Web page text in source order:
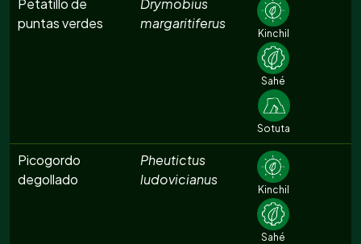
Petatillo de
puntas verdes
Drymobius
margaritiferus
Kinchil
Sahé
Sotuta
Picogordo
degollado
Pheutictus
ludovicianus
Kinchil
Sahé